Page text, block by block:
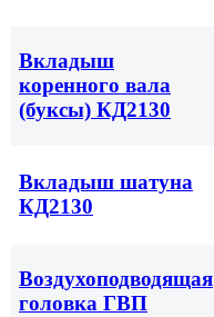
Вкладыш
коренного вала
(буксы) КД2130
Вкладыш шатуна
КД2130
Воздухоподводящая
головка ГВП